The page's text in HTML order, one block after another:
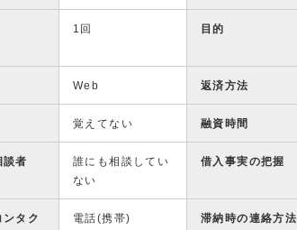
1回 目的
Web 返済方法
覚えてない 融資時間
談者
誰にも相談してい
ない
借入事実の把握
タク
電話(携帯) 滞納時の連絡方法